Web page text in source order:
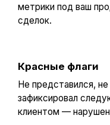
метрики под ваш
сделок.
Красные флаги
Не представился,
зафиксировал
клиентом —